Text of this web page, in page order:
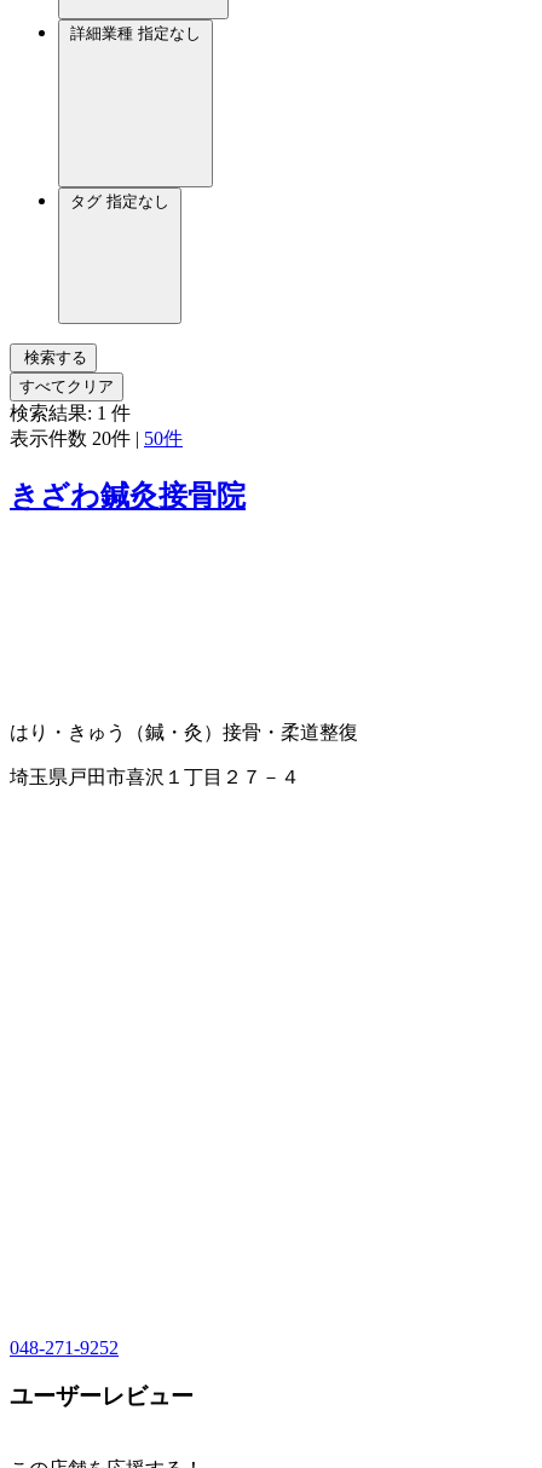
詳細業種 指定なし
タグ 指定なし
検索する
すべてクリア
検索結果: 1 件
表示件数 20件 | 50件
きざわ鍼灸接骨院
はり・きゅう（鍼・灸） 接骨・柔道整復
埼玉県戸田市喜沢１丁目２７－４
048-271-9252
ユーザーレビュー